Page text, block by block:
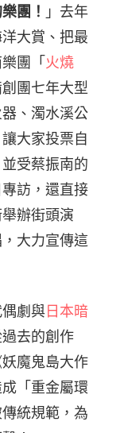
團！ 」去年
大賞、把最
團「 火燒
團七年大型
、濁水溪公
大家投票自
受蔡振南的
訪，還直接
辦街頭演
大力宣傳這
劇與日本暗
過去的創作
魔鬼島大作
「重金屬環
統規範，為